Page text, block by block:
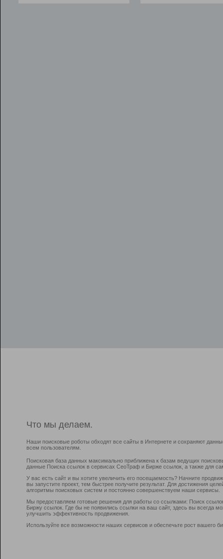
Что мы делаем.
Наши поисковые роботы обходят все сайты в Интернете и сохраняют
всем пользователям.
Поисковая база данных максимально приближена к базам ведущих
данные Поиска ссылок в сервисах СеоТраф и Бирже ссылок, а также для
У вас есть сайт и вы хотите увеличить его посещаемость? Начните
вы запустите проект, тем быстрее получите результат. Для достижения
алгоритмы поисковых систем и постоянно совершенствуем наши сервисы.
Мы предоставляем готовые решения для работы со ссылками: Поиск
Биржу ссылок. Где бы не появились ссылки на ваш сайт, здесь вы всегда
улучшить эффективность продвижения.
Используйте все возможности наших сервисов и обеспечьте рост вашего